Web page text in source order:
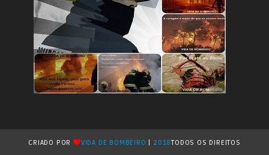
CRIADO POR VIDA DE BOMBEIRO 2018TODOS OS DIREITOS